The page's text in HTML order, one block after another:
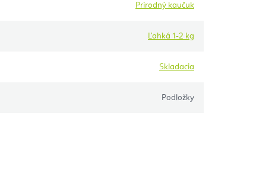
Prírodný kaučuk
Ľahká 1-2 kg
Skladacia
Podložky